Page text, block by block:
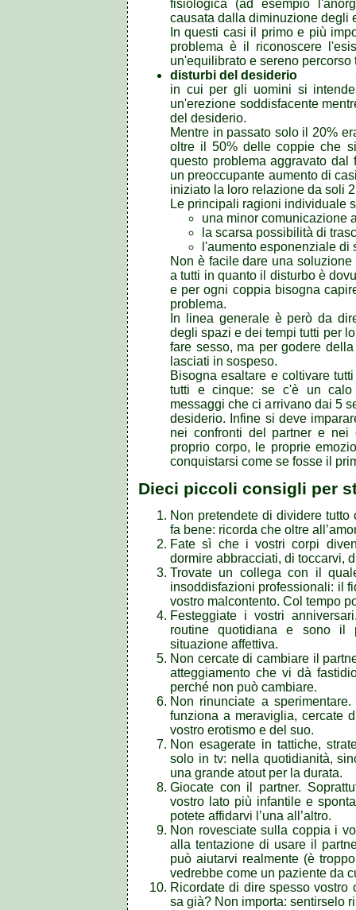
fisiologica (ad esempio
causata dalla diminuzione degli
In questi casi il primo e più
problema è il riconoscere
un'equilibrato e sereno percorso
disturbi del desiderio
in cui per gli uomini si
un'erezione soddisfacente
del desiderio.
Mentre in passato solo il 20%
oltre il 50% delle coppie che
questo problema aggravato
un preoccupante aumento di
iniziato la loro relazione da soli
Le principali ragioni individuale
una minor comunicazione
la scarsa possibilità di
l'aumento esponenziale
Non è facile dare una
a tutti in quanto il disturbo è
e per ogni coppia bisogna
problema.
In linea generale è però da
degli spazi e dei tempi tutti per
fare sesso, ma per godere
lasciati in sospeso.
Bisogna esaltare e coltivare
tutti e cinque: se c'è un
messaggi che ci arrivano dai 5
desiderio. Infine si deve
nei confronti del partner e nei
proprio corpo, le proprie
conquistarsi come se fosse il
Dieci piccoli consigli per
Non pretendete di dividere
fa bene: ricorda che oltre
Fate sì che i vostri corpi
dormire abbracciati, di toccarvi,
Trovate un collega con il
insoddisfazioni professionali: il
vostro malcontento. Col tempo
Festeggiate i vostri
routine quotidiana e sono il
situazione affettiva.
Non cercate di cambiare il
atteggiamento che vi dà
perché non può cambiare.
Non rinunciate a
funziona a meraviglia, cercate
vostro erotismo e del suo.
Non esagerate in tattiche,
solo in tv: nella quotidianità,
una grande atout per la durata.
Giocate con il partner.
vostro lato più infantile e
potete affidarvi l’una all’altro.
Non rovesciate sulla coppia i
alla tentazione di usare il
può aiutarvi realmente (è
vedrebbe come un paziente da
Ricordate di dire spesso
sa già? Non importa: sentirselo